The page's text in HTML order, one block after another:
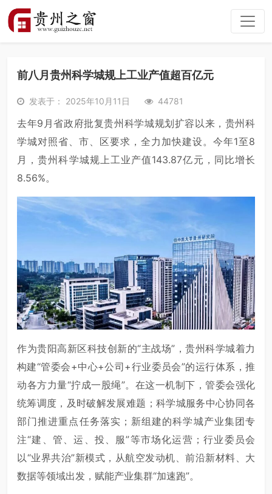
前八月贵州科学城规上工业产值超百亿元
发表于： 2025年10月11日 44781
去年9月省政府批复贵州科学城规划扩容以来，贵州科
学城对照省、市、区要求，全力加快建设。今年1至8
月，贵州科学城规上工业产值143.87亿元，同比增长
8.56%。
作为贵阳高新区科技创新的“主战场”，贵州科学城着力
构建“管委会+中心+公司+行业委员会”的运行体系，推
动各方力量“拧成一股绳”。在这一机制下，管委会强化
统筹调度，及时破解发展难题；科学城服务中心协同各
部门推进重点任务落实；新组建的科学城产业集团专
注“建、管、运、投、服”等市场化运营；行业委员会
以“业界共治”新模式，从航空发动机、前沿新材料、大
数据等领域出发，赋能产业集群“加速跑”。